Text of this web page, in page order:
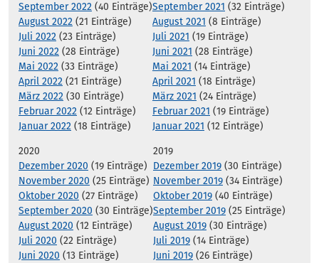
September 2022 (40 Einträge)
August 2022 (21 Einträge)
Juli 2022 (23 Einträge)
Juni 2022 (28 Einträge)
Mai 2022 (33 Einträge)
April 2022 (21 Einträge)
März 2022 (30 Einträge)
Februar 2022 (12 Einträge)
Januar 2022 (18 Einträge)
September 2021 (32 Einträge)
August 2021 (8 Einträge)
Juli 2021 (19 Einträge)
Juni 2021 (28 Einträge)
Mai 2021 (14 Einträge)
April 2021 (18 Einträge)
März 2021 (24 Einträge)
Februar 2021 (19 Einträge)
Januar 2021 (12 Einträge)
2020
Dezember 2020 (19 Einträge)
November 2020 (25 Einträge)
Oktober 2020 (27 Einträge)
September 2020 (30 Einträge)
August 2020 (12 Einträge)
Juli 2020 (22 Einträge)
Juni 2020 (13 Einträge)
2019
Dezember 2019 (30 Einträge)
November 2019 (34 Einträge)
Oktober 2019 (40 Einträge)
September 2019 (25 Einträge)
August 2019 (30 Einträge)
Juli 2019 (14 Einträge)
Juni 2019 (26 Einträge)